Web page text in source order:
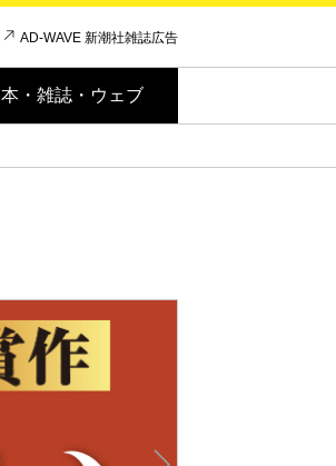
AD-WAVE 新潮社雑誌広告
本・雑誌・ウェブ